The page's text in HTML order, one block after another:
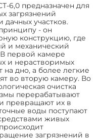
6,0 предназначен для
загрязнений
участков.
- он
конструкцию, где
и механический
первой камере
и нерастворимых
на дно, а более легкие
во вторую камеру. Во
очистка
перерабатывают
превращают их в
воды поступают
живых
загрязнений в